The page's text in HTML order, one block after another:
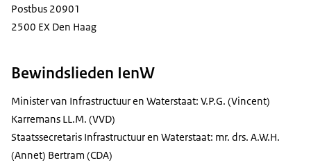
Postbus 20901
2500 EX Den Haag
Bewindslieden IenW
Minister van Infrastructuur en Waterstaat: V.P.G. (Vincent)
Karremans LL.M. (VVD)
Staatssecretaris Infrastructuur en Waterstaat: mr. drs. A.W.H.
(Annet) Bertram (CDA)